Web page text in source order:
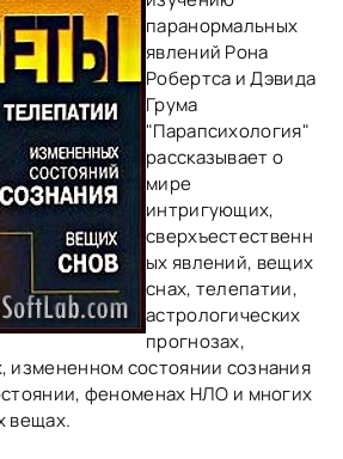
паранормальных
явлений Рона
Робертса и Дэвида
Грума
"Парапсихология"
рассказывает о
мире
интригующих,
сверхъестественн
ых явлений, вещих
снах, телепатии,
астрологических
прогнозах,
измененном состоянии сознания
феноменах НЛО и многих
вещах.